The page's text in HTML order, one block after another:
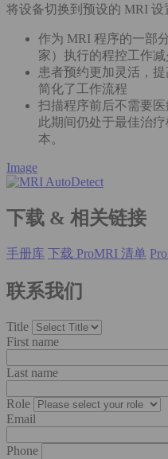
将设备切换到预设的 MRI 设
作为 MRI 程序的一部
家）执行的程控工作减
患者预约更加灵活，
简化了工作流程
扫描程序前后不需要
此期间仍处于最佳治
本。
Image
下载 & 相关链接
手册库 下载 ProMRI 清单
联系我们
Title
First name
Last name
Role
Email
Phone